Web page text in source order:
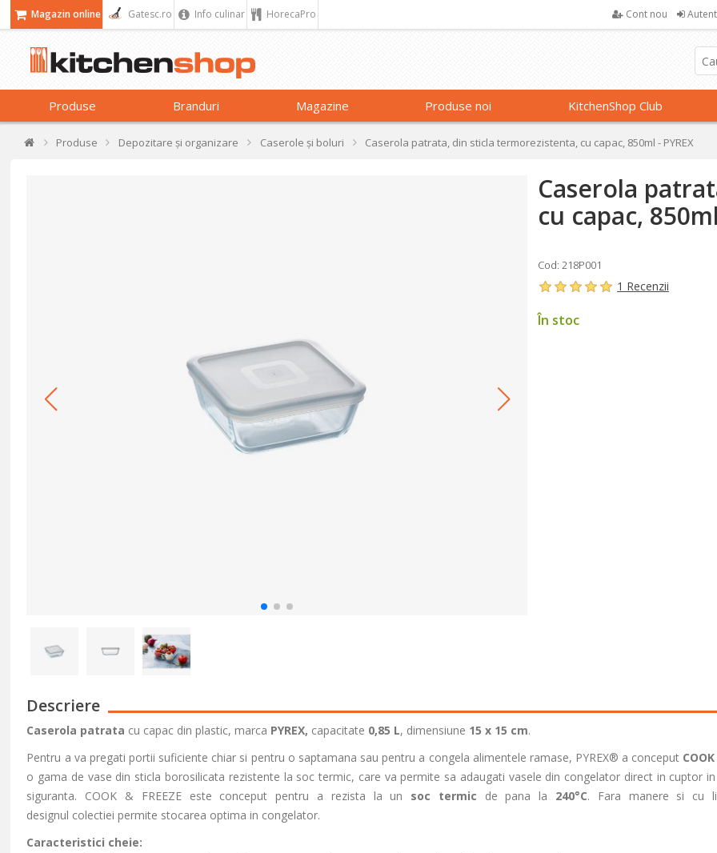
Magazin online Gatesc.ro Info culinar HorecaPro Cont nou
Produse Branduri Magazine Produse noi KitchenShop Club
Produse Depozitare și organizare Caserole și boluri Caserola patrata, din sticla termorezistenta, cu capac, 850ml - PYREX
Caserola
cu capac,
Cod: 218P001
1 Recenzii
În stoc
Descriere
Caserola patrata cu capac din plastic, marca PYREX, capacitate 0,85 L, dimensiune 15 x 15 cm.
Pentru a va pregati portii suficiente chiar si pentru o saptamana sau pentru a congela alimentele ramase, PYREX® a conceput
o gama de vase din sticla borosilicata rezistente la soc termic, care va permite sa adaugati vasele din congelator direct in cuptor
siguranta. COOK & FREEZE este conceput pentru a rezista la un soc termic de pana la 240°C. Fara manere si cu
designul colectiei permite stocarea optima in congelator.
Caracteristici cheie: